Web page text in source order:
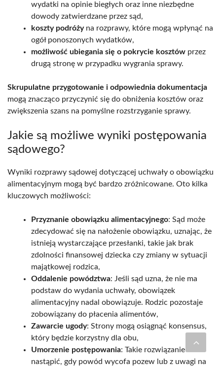
wydatki na opinie biegłych oraz inne niezbędne
dowody zatwierdzane przez sąd,
koszty podróżyna rozprawy, które mogą wpłynąć na
ogół ponoszonych wydatków,
możliwość ubiegania się o pokrycie kosztów przez
drugą stronę w przypadku wygrania sprawy.
Skrupulatne przygotowanie i odpowiednia dokumentacja
mogą znacząco przyczynić się do obniżenia kosztów oraz
zwiększenia szans na pomyślne rozstrzyganie sprawy.
Jakie są możliwe wyniki postępowania
sądowego?
Wyniki rozprawy sądowej dotyczącej uchwały o obowiązku
alimentacyjnym mogą być bardzo zróżnicowane. Oto kilka
kluczowych możliwości:
Przyznanie obowiązku alimentacyjnego: Sąd może
zdecydować się na nałożenie obowiązku, uznając, że
istnieją wystarczające przesłanki, takie jak brak
zdolności finansowej dziecka czy zmiany w sytuacji
majątkowej rodzica,
Oddalenie powództwa: Jeśli sąd uzna, że nie ma
podstaw do wydania uchwały, obowiązek
alimentacyjny nadal obowiązuje. Rodzic pozostaje
zobowiązany do płacenia alimentów,
Zawarcie ugody: Strony mogą osiągnąć konsensus,
który będzie korzystny dla obu,
Umorzenie postępowania: Takie rozwiązanie może
nastąpić, gdy powód wycofa pozew lub z uwagi na